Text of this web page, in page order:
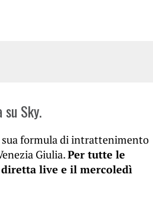
Sky.
sua formula di intrattenimento
Giulia.Per tutte le
live e il mercoledì